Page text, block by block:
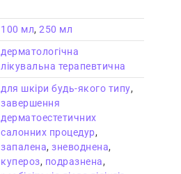
100 мл,250 мл
дерматологічна
лікувальна терапевтична
для шкіри будь-якого типу,
завершення
дерматоестетичних
салонних процедур,
запалена,зневоднена,
купероз, подразнена,